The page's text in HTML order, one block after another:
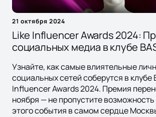
21 октября 2024
Like Influencer Awards 2024:
социальных медиа в клубе
Узнайте, как самые влиятельные
социальных сетей соберутся в клубе
Influencer Awards 2024. Премия
ноября — не пропустите
этого события в самом сердце